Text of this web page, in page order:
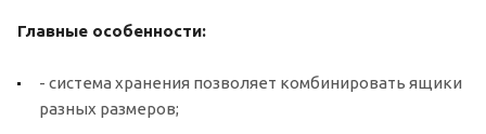
Главные особенности:
- система хранения позволяет комбинировать ящики
разных размеров;